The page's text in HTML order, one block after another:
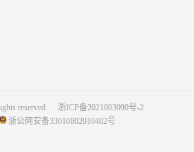
reserved.
浙ICP备2021003090号-2
浙公网安备33010802010402号